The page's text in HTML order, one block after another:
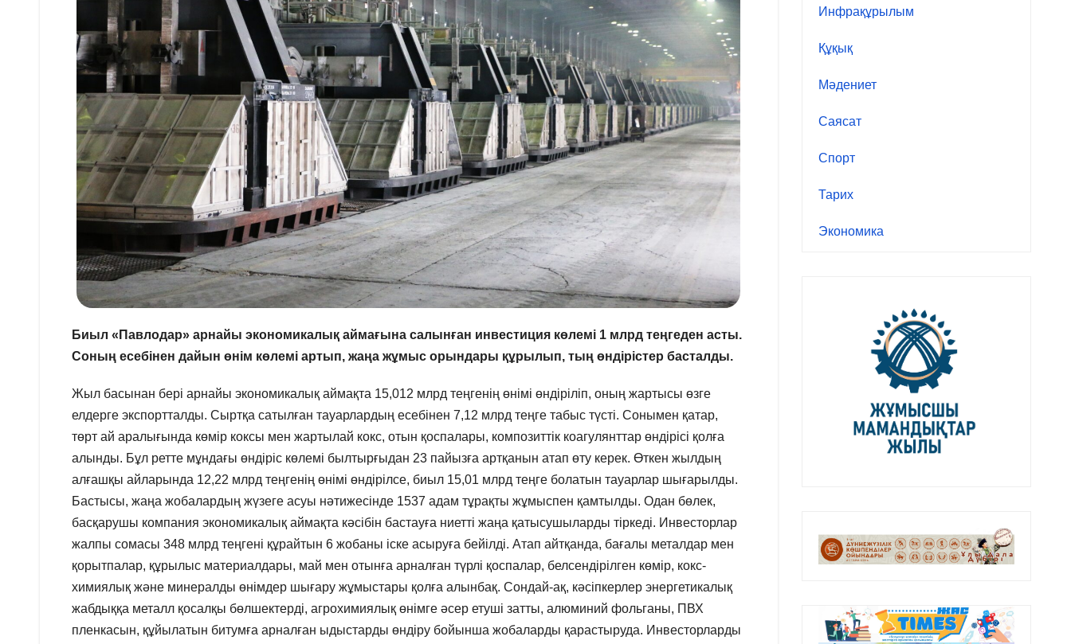
Биыл «Павлодар» арнайы экономикалық аймағына салынған инвестиция көлемі 1 млрд теңгеден асты.
Соның есебінен дайын өнім көлемі артып, жаңа жұмыс орындары құрылып, тың өндірістер басталды.
Жыл басынан бері арнайы экономикалық аймақта 15,012 млрд теңгенің өнімі өндіріліп, оның жартысы өзге
елдерге экспортталды. Сыртқа сатылған тауарлардың есебінен 7,12 млрд теңге табыс түсті. Сонымен қатар,
төрт ай аралығында көмір коксы мен жартылай кокс, отын қоспалары, композиттік коагулянттар өндірісі қолға
алынды. Бұл ретте мұндағы өндіріс көлемі былтырғыдан 23 пайызға артқанын атап өту керек. Өткен жылдың
алғашқы айларында 12,22 млрд теңгенің өнімі өндірілсе, биыл 15,01 млрд теңге болатын тауарлар шығарылды.
Бастысы, жаңа жобалардың жүзеге асуы нәтижесінде 1537 адам тұрақты жұмыспен қамтылды. Одан бөлек,
басқарушы компания экономикалық аймақта кәсібін бастауға ниетті жаңа қатысушыларды тіркеді. Инвесторлар
жалпы сомасы 348 млрд теңгені құрайтын 6 жобаны іске асыруға бейілді. Атап айтқанда, бағалы металдар мен
қорытпалар, құрылыс материалдары, май мен отынға арналған түрлі қоспалар, белсендірілген көмір, кокс-
химиялық және минералды өнімдер шығару жұмыстары қолға алынбақ. Сондай-ақ, кәсіпкерлер энергетикалық
жабдыққа металл қосалқы бөлшектерді, агрохимиялық өнімге әсер етуші затты, алюминий фольганы, ПВХ
пленкасын, құйылатын битумға арналған ыдыстарды өндіру бойынша жобаларды қарастыруда. Инвесторларды
Инфрақұрылым
Құқық
Мәдениет
Саясат
Спорт
Тарих
Экономика